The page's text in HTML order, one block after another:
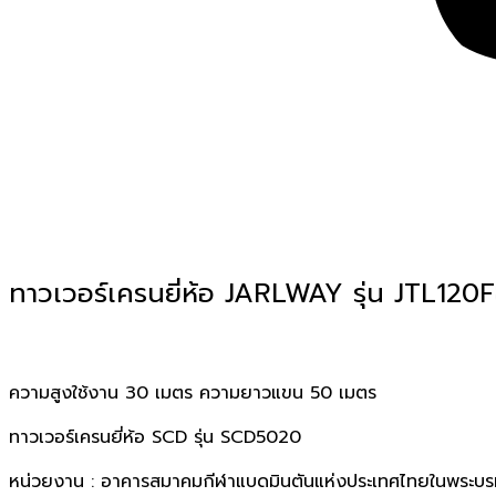
ทาวเวอร์เครนยี่ห้อ JARLWAY รุ่น
ความสูงใช้งาน 30 เมตร ความยาวแขน 50 เมตร
ทาวเวอร์เครนยี่ห้อ SCD รุ่น SCD5020
หน่วยงาน : อาคารสมาคมกีฬาแบดมินตันแห่งประเทศไทยในพระบ